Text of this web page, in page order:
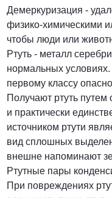
Демеркуризация -
физико-химическими
чтобы люди или
Ртуть - металл
нормальных
первому классу
Получают ртуть
и практически
источником ртути
вид сплошных
внешне напоминают
Ртутные пары
При повреждениях